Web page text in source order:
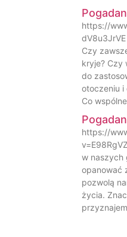
https://
dV8u3JrVE
Czy
kryje? Czy
do
otoczeniu i
Co
https://
w naszych
opanować
pozwolą
życia.